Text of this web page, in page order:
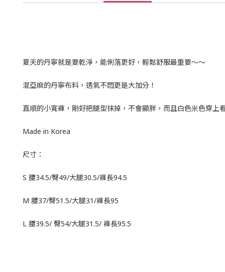
夏天的丹寧就是要乾淨，能俐落更好，輕鬆舒服最重要～～
混亞麻的丹寧布料，透氣不悶更是大加分！
直順的小寬褲，剛好把腿型抹掉，不會顯胖，而且白色米色穿上
Made in Korea
尺寸：
S 腰34.5/臀49/大腿30.5/褲長94.5
M 腰37/臀51.5/大腿31/褲長95
L 腰39.5/ 臀54/大腿31.5/ 褲長95.5